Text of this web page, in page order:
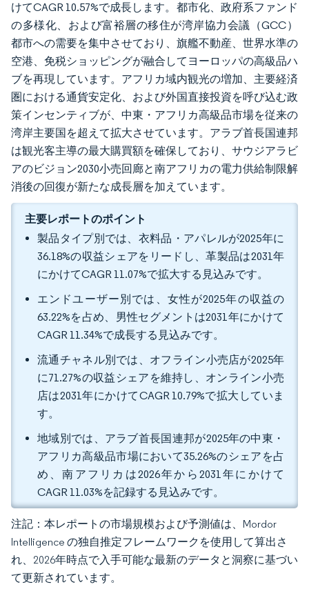
けてCAGR 10.57%で成長します。都市化、政府系ファンド
の多様化、および富裕層の移住が湾岸協力会議（GCC）
都市への需要を集中させており、旗艦不動産、世界水準の
空港、免税ショッピングが融合してヨーロッパの高級品ハ
ブを再現しています。アフリカ域内観光の増加、主要経済
圏における通貨安定化、および外国直接投資を呼び込む政
策インセンティブが、中東・アフリカ高級品市場を従来の
湾岸主要国を超えて拡大させています。アラブ首長国連邦
は観光客主導の最大購買額を確保しており、サウジアラビ
アのビジョン2030小売回廊と南アフリカの電力供給制限解
消後の回復が新たな成長層を加えています。
主要レポートのポイント
製品タイプ別では、衣料品・アパレルが2025年に
36.18%の収益シェアをリードし、革製品は2031年
にかけてCAGR 11.07%で拡大する見込みです。
エンドユーザー別では、女性が2025年の収益の
63.22%を占め、男性セグメントは2031年にかけて
CAGR 11.34%で成長する見込みです。
流通チャネル別では、オフライン小売店が2025年
に71.27%の収益シェアを維持し、オンライン小売
店は2031年にかけてCAGR 10.79%で拡大していま
す。
地域別では、アラブ首長国連邦が2025年の中東・
アフリカ高級品市場において35.26%のシェアを占
め、南アフリカは2026年から2031年にかけて
CAGR 11.03%を記録する見込みです。
注記：本レポートの市場規模および予測値は、Mordor
Intelligence の独自推定フレームワークを使用して算出さ
れ、2026年時点で入手可能な最新のデータと洞察に基づい
て更新されています。